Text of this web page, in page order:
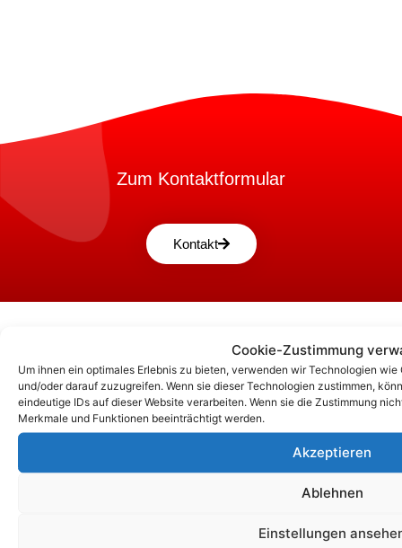
Cookie-Zustimmung
Um ihnen ein optimales Erlebnis zu bieten, verwenden wir Technologien
und/oder darauf zuzugreifen. Wenn sie dieser Technologien zustimmen,
eindeutige IDs auf dieser Website verarbeiten. Wenn sie die Zustimmung
Merkmale und Funktionen beeinträchtigt werden.
Akzeptieren
Ablehnen
Einstellungen
Zum Kontaktformular
Kontakt